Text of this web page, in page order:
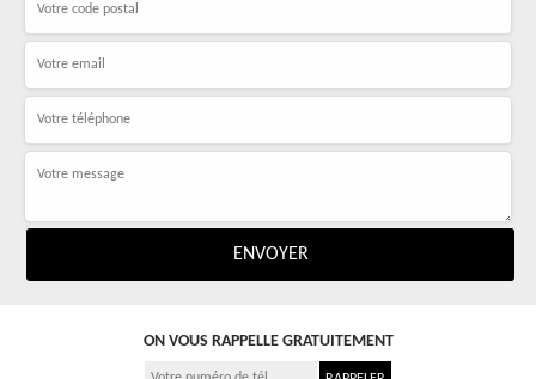
ON VOUS RAPPELLE GRATUITEMENT